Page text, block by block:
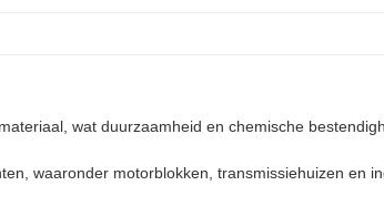
wat duurzaamheid en chemische
waaronder motorblokken, transmissiehuizen en